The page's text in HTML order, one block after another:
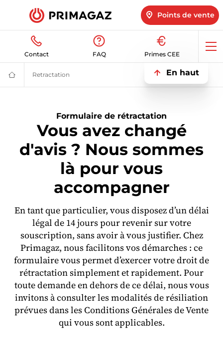
Points de vente
Contact FAQ Primes CEE
En haut
Fournisseur
gaz
citerne,
bouteille,
GPL
Primagaz
Retractation
Formulaire de rétractation
Vous avez changé
d'avis ? Nous sommes
là pour vous
accompagner
En tant que particulier, vous disposez d’un délai
légal de 14 jours pour revenir sur votre
souscription, sans avoir à vous justifier. Chez
Primagaz, nous facilitons vos démarches : ce
formulaire vous permet d’exercer votre droit de
rétractation simplement et rapidement. Pour
toute demande en dehors de ce délai, nous vous
invitons à consulter les modalités de résiliation
prévues dans les Conditions Générales de Vente
qui vous sont applicables.